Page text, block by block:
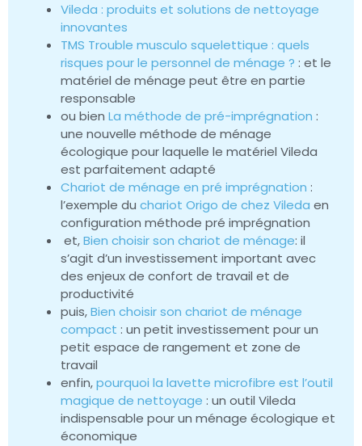
Vileda : produits et solutions de nettoyage
innovantes
TMS Trouble musculo squelettique : quels
risques pour le personnel de ménage ? : et le
matériel de ménage peut être en partie
responsable
ou bien La méthode de pré-imprégnation :
une nouvelle méthode de ménage
écologique pour laquelle le matériel Vileda
est parfaitement adapté
Chariot de ménage en pré imprégnation :
l’exemple du chariot Origo de chez Vileda en
configuration méthode pré imprégnation
et,Bien choisir son chariot de ménage: il
s’agit d’un investissement important avec
des enjeux de confort de travail et de
productivité
puis,Bien choisir son chariot de ménage
compact : un petit investissement pour un
petit espace de rangement et zone de
travail
enfin,pourquoi la lavette microfibre est l’outil
magique de nettoyage : un outil Vileda
indispensable pour un ménage écologique et
économique